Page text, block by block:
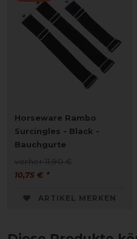
Horseware Rambo
Surcingles - Black -
Bauchgurte
vorher 11,90 €
10,75 € *
ARTIKEL MERKEN